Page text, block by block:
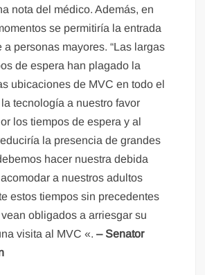
nota del médico. Además, en
se permitiría la entrada
a personas mayores. “Las largas
de espera han plagado la
ubicaciones de MVC en todo el
tecnología a nuestro favor
los tiempos de espera y al
la presencia de grandes
hacer nuestra debida
a nuestros adultos
estos tiempos sin precedentes
obligados a arriesgar su
visita al MVC «.– Senator